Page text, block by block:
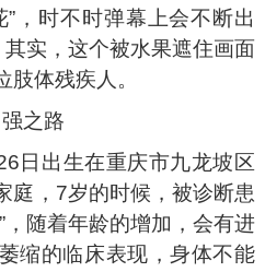
，时不时弹幕上会不断出
其实，这个被水果遮住画面
体残疾人。
之路
日出生在重庆市九龙坡区
庭，7岁的时候，被诊断患
，随着年龄的增加，会有进
缩的临床表现，身体不能